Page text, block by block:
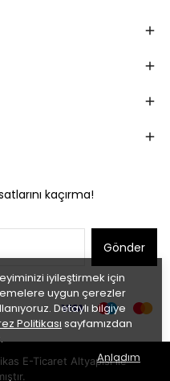
iyileştirmek için
uygun çerezler
Detaylı bilgiye
Politikası sayfamızdan
Anladım
kaçırma!
Gönder
E-Ticaret Altyapısı ile